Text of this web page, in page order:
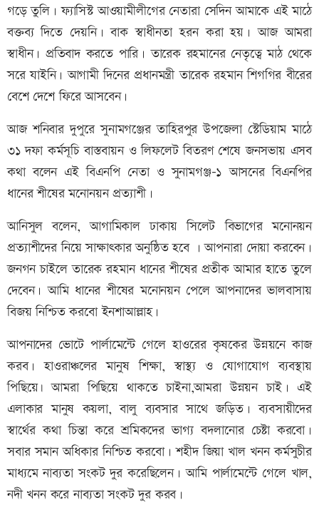
গড়ে তুলি। ফ্যাসিস্ট আওয়ামীলীগের নেতারা সেদিন আমাকে এই মাঠে
বক্তব্য দিতে দেয়নি। বাক স্বাধীনতা হরন করা হয়। আজ আমরা
স্বাধীন। প্রতিবাদ করতে পারি। তারেক রহমানের নেতৃত্বে মাঠ থেকে
সরে যাইনি। আগামী দিনের প্রধানমন্ত্রী তারেক রহমান শিগগির বীরের
বেশে দেশে ফিরে আসবেন।
আজ শনিবার দুপুরে সুনামগঞ্জের তাহিরপুর উপজেলা স্টেডিয়াম মাঠে
৩১ দফা কর্মসূচি বাস্তবায়ন ও লিফলেট বিতরণ শেষে জনসভায় এসব
কথা বলেন এই বিএনপি নেতা ও সুনামগঞ্জ-১ আসনের বিএনপির
ধানের শীষের মনোনয়ন প্রত্যাশী।
আনিসুল বলেন, আগামিকাল ঢাকায় সিলেট বিভাগের মনোনয়ন
প্রত্যাশীদের নিয়ে সাক্ষাৎকার অনুষ্ঠিত হবে । আপনারা দোয়া করবেন।
জনগন চাইলে তারেক রহমান ধানের শীষের প্রতীক আমার হাতে তুলে
দেবেন। আমি ধানের শীষের মনোনয়ন পেলে আপনাদের ভালবাসায়
বিজয় নিশ্চিত করবো ইনশাআল্লাহ।
আপনাদের ভোটে পার্লামেন্টে গেলে হাওরের কৃষকের উন্নয়নে কাজ
করব। হাওরাঞ্চলের মানুষ শিক্ষা, স্বাস্থ্য ও যোগাযোগ ব্যবস্থায়
পিছিয়ে৷ আমরা পিছিয়ে থাকতে চাইনা,আমরা উন্নয়ন চাই। এই
এলাকার মানুষ কয়লা, বালু ব্যবসার সাথে জড়িত। ব্যবসায়ীদের
স্বার্থের কথা চিন্তা করে শ্রমিকদের ভাগ্য বদলানোর চেষ্টা করবো।
সবার সমান অধিকার নিশ্চিত করবো। শহীদ জিয়া খাল খনন কর্মসুচীর
মাধ্যমে নাব্যতা সংকট দুর করেছিলেন। আমি পার্লামেন্টে গেলে খাল,
নদী খনন করে নাব্যতা সংকট দুর করব।